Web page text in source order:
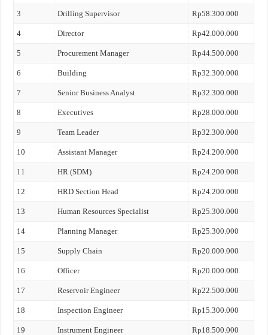
3 Drilling Supervisor Rp58.300.000
4 Director Rp42.000.000
5 Procurement Manager Rp44.500.000
6 Building Rp32.300.000
7 Senior Business Analyst Rp32.300.000
8 Executives Rp28.000.000
9 Team Leader Rp32.300.000
10 Assistant Manager Rp24.200.000
11 HR (SDM) Rp24.200.000
12 HRD Section Head Rp24.200.000
13 Human Resources Specialist Rp25.300.000
14 Planning Manager Rp25.300.000
15 Supply Chain Rp20.000.000
16 Officer Rp20.000.000
17 Reservoir Engineer Rp22.500.000
18 Inspection Engineer Rp15.300.000
19 Instrument Engineer Rp18.500.000